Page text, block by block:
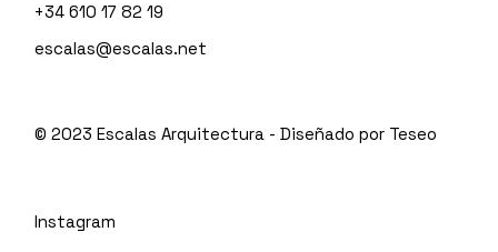
+34 610 17 82 19
escalas@escalas.net
© 2023Escalas Arquitectura - Diseñado por Teseo
Instagram